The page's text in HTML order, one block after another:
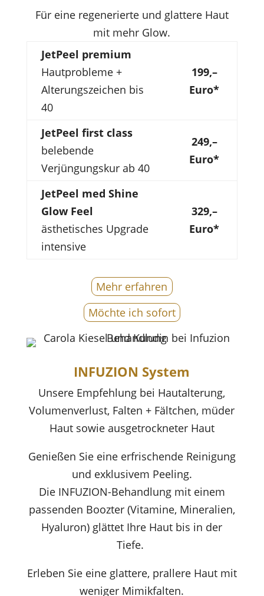
Für eine regenerierte und glattere Haut
mit mehr Glow.
JetPeel premium
Hautprobleme +
Alterungszeichen bis
40
199,–
Euro*
JetPeel first class
belebende
Verjüngungskur ab 40
249,–
Euro*
JetPeel med Shine
Glow Feel
ästhetisches Upgrade
intensive
329,–
Euro*
Mehr erfahren
Möchte ich sofort
INFUZION System
Unsere Empfehlung bei Hautalterung,
Volumenverlust, Falten + Fältchen, müder
Haut sowie ausgetrockneter Haut
Genießen Sie eine erfrischende Reinigung
und exklusivem Peeling.
Die INFUZION-Behandlung mit einem
passenden Boozter (Vitamine, Mineralien,
Hyaluron) glättet Ihre Haut bis in der
Tiefe.
Erleben Sie eine glattere, prallere Haut mit
weniger Mimikfalten.